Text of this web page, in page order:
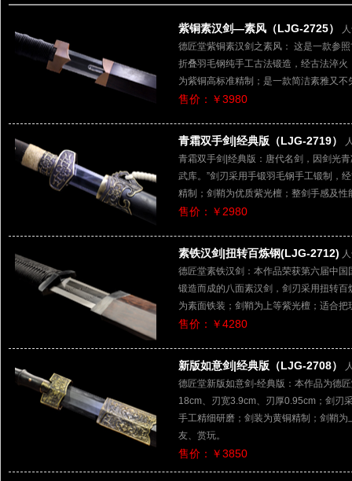
紫铜素汉剑—素风（LJG-2725）
德匠堂紫铜素汉剑之素风： 这是一款参
折叠羽毛钢纯手工古法锻造，经古法淬
为紫铜高标准精制；是一款简洁素雅又不
售价：￥3980
青霜双手剑|经典版（LJG-2719）
青霜双手剑|经典版：唐代名剑，因剑光
武库。”剑刃采用手锻羽毛钢手工锻制，
精制；剑鞘为优质紫光檀；整剑手感及
售价：￥2980
素铁汉剑|扭转百炼钢(LJG-2712)
德匠堂素铁汉剑：本作品荣获第六届中国
锻造而成的八面素汉剑，剑刃采用扭转
为素面铁装；剑鞘为上等紫光檀；适合把
售价：￥4280
新版如意剑|经典版（LJG-2708）
德匠堂新版如意剑-经典版：本作品为德
18cm、刃宽3.9cm、刃厚0.95cm；剑刃
手工精细研磨；剑装为黄铜精制；剑鞘
友、赏玩。
售价：￥3850